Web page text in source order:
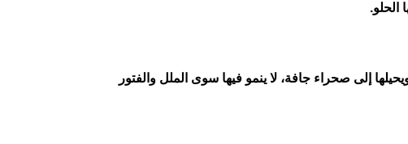
إلى صحراء جافة، لا ينمو فيها سوى الملل والفتور